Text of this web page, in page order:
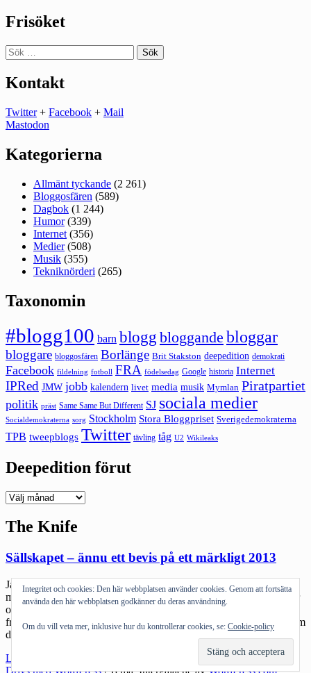
Frisöket
Sök
efter:
Kontakt
Twitter+ Facebook + Mail
Mastodon
Kategorierna
Allmänt tyckande (2 261)
Bloggosfären (589)
Dagbok (1 244)
Humor(339)
Internet (356)
Medier(508)
Musik (355)
Tekniknörderi (265)
Taxonomin
#blogg100 barn blogg bloggande bloggar
bloggare bloggosfären Borlänge Brit Stakston deepedition demokrati
Facebook fildelning fotboll FRA födelsedag Google historia Internet
IPRed JMW jobb kalendern livet media musik Mymlan Piratpartiet
politik präst Same Same But Different SJ sociala medier
Socialdemokraterna sorg Stockholm Stora Bloggpriset Sverigedemokraterna
TPB tweepblogs Twitter tävling tåg U2 Wikileaks
Deepedition förut
Deepedition
The Knife
Sällskapet – ännu ett bevis på ett märkligt 2013
Jag har sagt det förut och säger det igen: 2013 måste vara det
märkligaste musikåret på mycket länge. Och det gäller nog mest för
oss som, well, är lite till åren komna. För det dyker upp nya skivor
från band som man trott försvunnit, skivor som är just så där bra som
de tidigare var. […]
Läs mer
–
Drivs med WordPress |Tema: Intergalactic avWordPress.com.
Integritet och cookies: Den här webbplatsen använder cookies. Genom att fortsätta
använda den här webbplatsen godkänner du deras användning.
Om du vill veta mer, inklusive hur du kontrollerar cookies, se: Cookie-policy